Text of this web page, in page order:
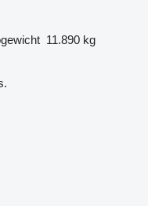
11.890 kg